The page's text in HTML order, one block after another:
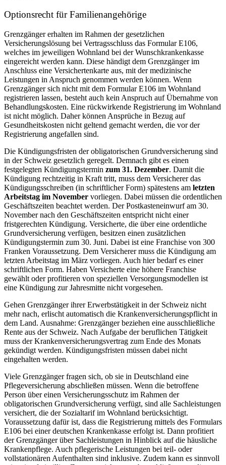
Optionsrecht für Familienangehörige
Grenzgänger erhalten im Rahmen der gesetzlichen
Versicherungslösung bei Vertragsschluss das Formular E106,
welches im jeweiligen Wohnland bei der Wunschkrankenkasse
eingereicht werden kann. Diese händigt dem Grenzgänger im
Anschluss eine Versichertenkarte aus, mit der medizinische
Leistungen in Anspruch genommen werden können. Wenn
Grenzgänger sich nicht mit dem Formular E106 im Wohnland
registrieren lassen, besteht auch kein Anspruch auf Übernahme von
Behandlungskosten. Eine rückwirkende Registrierung im Wohnland
ist nicht möglich. Daher können Ansprüche in Bezug auf
Gesundheitskosten nicht geltend gemacht werden, die vor der
Registrierung angefallen sind.
Die Kündigungsfristen der obligatorischen Grundversicherung sind
in der Schweiz gesetzlich geregelt. Demnach gibt es einen
festgelegten Kündigungstermin zum 31. Dezember. Damit die
Kündigung rechtzeitig in Kraft tritt, muss dem Versicherer das
Kündigungsschreiben (in schriftlicher Form) spätestens am letzten
Arbeitstag im November vorliegen. Dabei müssen die ordentlichen
Geschäftszeiten beachtet werden. Der Postkasteneinwurf am 30.
November nach den Geschäftszeiten entspricht nicht einer
fristgerechten Kündigung. Versicherte, die über eine ordentliche
Grundversicherung verfügen, besitzen einen zusätzlichen
Kündigungstermin zum 30. Juni. Dabei ist eine Franchise von 300
Franken Voraussetzung. Dem Versicherer muss die Kündigung am
letzten Arbeitstag im März vorliegen. Auch hier bedarf es einer
schriftlichen Form. Haben Versicherte eine höhere Franchise
gewählt oder profitieren von speziellen Versorgungsmodellen ist
eine Kündigung zur Jahresmitte nicht vorgesehen.
Gehen Grenzgänger ihrer Erwerbstätigkeit in der Schweiz nicht
mehr nach, erlischt automatisch die Krankenversicherungspflicht in
dem Land. Ausnahme: Grenzgänger beziehen eine ausschließliche
Rente aus der Schweiz. Nach Aufgabe der beruflichen Tätigkeit
muss der Krankenversicherungsvertrag zum Ende des Monats
gekündigt werden. Kündigungsfristen müssen dabei nicht
eingehalten werden.
Viele Grenzgänger fragen sich, ob sie in Deutschland eine
Pflegeversicherung abschließen müssen. Wenn die betroffene
Person über einen Versicherungsschutz im Rahmen der
obligatorischen Grundversicherung verfügt, sind alle Sachleistungen
versichert, die der Sozialtarif im Wohnland berücksichtigt.
Voraussetzung dafür ist, dass die Registrierung mittels des Formulars
E106 bei einer deutschen Krankenkasse erfolgt ist. Dann profitiert
der Grenzgänger über Sachleistungen in Hinblick auf die häusliche
Krankenpflege. Auch pflegerische Leistungen bei teil- oder
vollstationären Aufenthalten sind inklusive. Zudem kann es sinnvoll